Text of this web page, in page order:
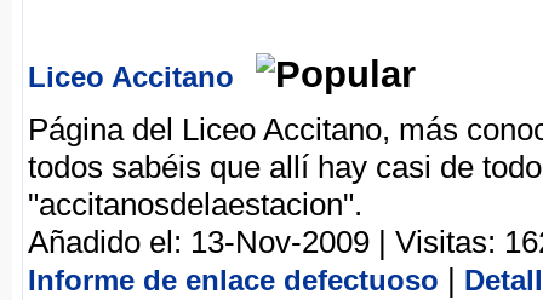
Liceo Accitano
Página del Liceo Accitano, más
todos sabéis que allí hay casi de
"accitanosdelaestacion".
Añadido el: 13-Nov-2009 | Visitas:
Informe de enlace defectuoso |